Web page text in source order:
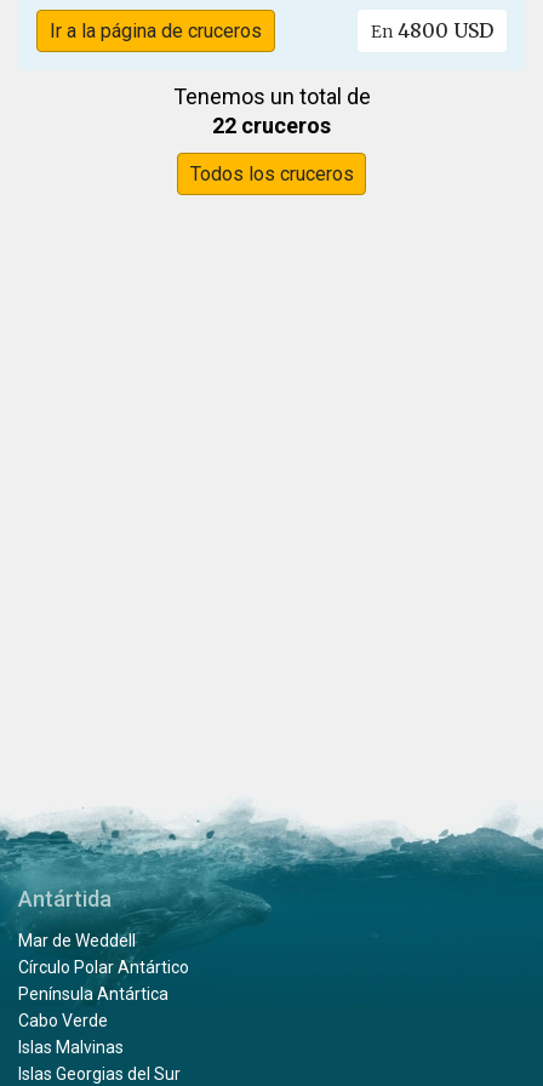
Ir a la página de cruceros En 4800 USD
Tenemos un total de
22 cruceros
Todos los cruceros
Antártida
Mar de Weddell
Círculo Polar Antártico
Península Antártica
Cabo Verde
Islas Malvinas
Islas Georgias del Sur